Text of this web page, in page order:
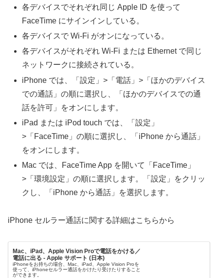
各デバイスでそれぞれ同じ Apple ID を使って
FaceTime にサインインしている。
各デバイスで Wi-Fi がオンになっている。
各デバイスがそれぞれ Wi-Fi または Ethernet で同じ
ネットワークに接続されている。
iPhone では、「設定」>「電話」>「ほかのデバイス
での通話」の順に選択し、「ほかのデバイスでの通
話を許可」をオンにします。
iPad または iPod touch では、「設定」
>「FaceTime」の順に選択し、「iPhone から通話」
をオンにします。
Mac では、FaceTime App を開いて「FaceTime」
>「環境設定」の順に選択します。「設定」をクリッ
クし、「iPhone から通話」を選択します。
iPhone セルラー通話に関する詳細はこちらから
Mac、iPad、Apple Vision Proで電話をかける／
電話に出る - Apple サポート (日本)
iPhoneをお持ちの場合、Mac、iPad、Apple Vision Proを
使って、iPhoneセルラー通話をかけたり受けたりすること
ができます。